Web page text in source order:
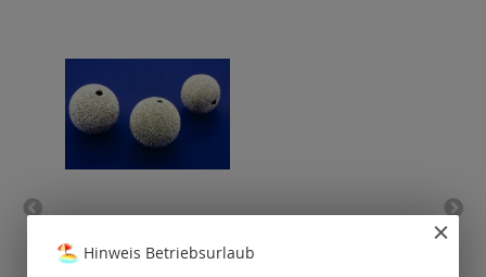
Silber
Hinweis Betriebsurlaub